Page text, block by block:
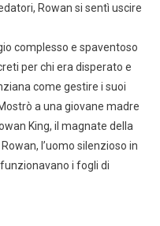
Rowan si sentì uscire
complesso e spaventoso
per chi era disperato e
come gestire i suoi
a una giovane madre
King, il magnate della
l’uomo silenzioso in
i fogli di